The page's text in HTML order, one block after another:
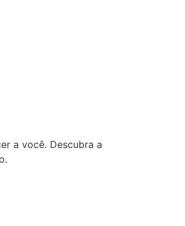
a você. Descubra a